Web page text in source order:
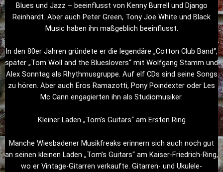
Blues und Jazz – beeinflusst von Kenny Burrell und Django
Reinhardt. Aber auch Peter Green, Tony Joe White und Black
Music haben ihn maßgeblich beeinflusst.
In den 80er Jahren gründete er die legendäre „Cotton Club Band“,
später „Tom Woll and the Blueslovers“ mit Wolfgang Stamm und
Alex Sonntag als Rhythmusgruppe. Auf elf CDs sind seine Songs
zu hören. Aber auch Eros Ramazotti, Pony Poindexter oder Les
Mc Cann engagierten ihn als Studiomusiker.
Kleiner Laden „Tom’s Guitars“ am Ersten Ring
Manche Wiesbadener Musikfreaks erinnern sich auch noch gut
an seinen kleinen Laden „Tom’s Guitars“ am Kaiser-Friedrich-Ring,
wo er Vintage-Gitarren verkaufte. Gitarren- und Ukulele-